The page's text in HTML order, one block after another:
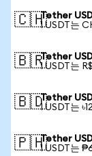
🇨🇭Tether
1 USDT는
🇧🇷Tether
1 USDT는
🇧🇩Tether
1 USDT는
🇵🇭Tether
1 USDT는